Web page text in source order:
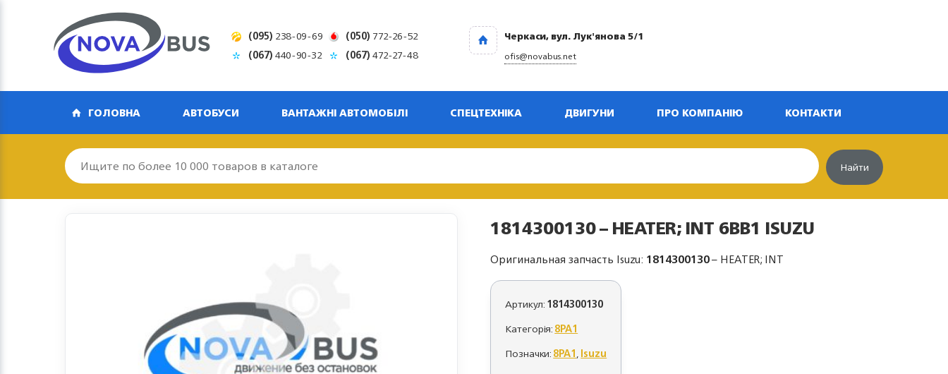
(095) 238-09-69 (050) 772-26-52
(067)440-90-32 (067)472-27-48
Черкаси, вул. Лук'янова 5/1
ofis@novabus.net
ГОЛОВНА АВТОБУСИ ВАНТАЖНІ АВТОМОБІЛІ СПЕЦТЕХНІКА ДВИГУНИ ПРО КОМПАНІЮ КОНТАКТИ
Найти
1814300130 – HEATER; INT 6BB1 ISUZU
Оригинальная запчасть Isuzu: 1814300130– HEATER; INT
Артикул:1814300130
Категорія:8PA1
Позначки:8PA1,Isuzu